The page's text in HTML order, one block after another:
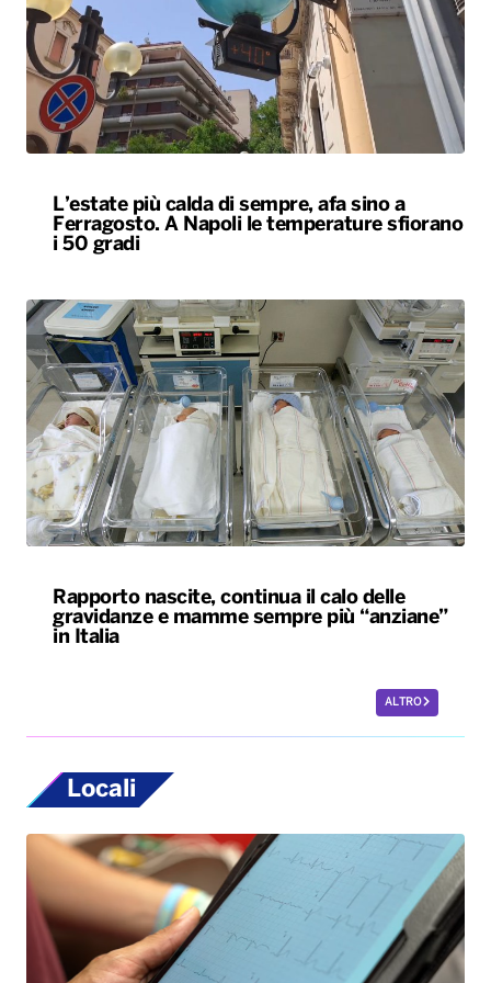
L’estate più calda di sempre, afa sino a
Ferragosto. A Napoli le temperature sfiorano
i 50 gradi
Rapporto nascite, continua il calo delle
gravidanze e mamme sempre più “anziane”
in Italia
ALTRO
Locali